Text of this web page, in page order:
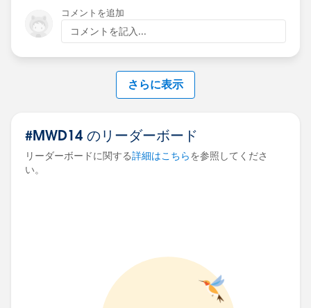
コメントを追加
コメントを記入...
さらに表示
#MWD14 のリーダーボード
リーダーボードに関する詳細はこちらを参照してくださ
い。